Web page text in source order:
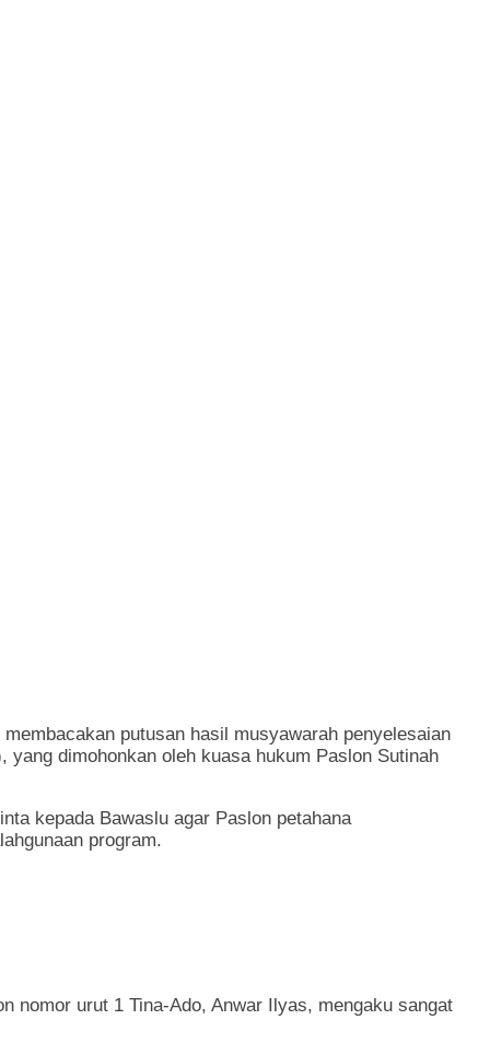
putusan hasil musyawarah penyelesaian
dimohonkan oleh kuasa hukum Paslon Sutinah
kepada Bawaslu agar Paslon petahana
program.
nomor urut 1 Tina-Ado, Anwar Ilyas, mengaku sangat